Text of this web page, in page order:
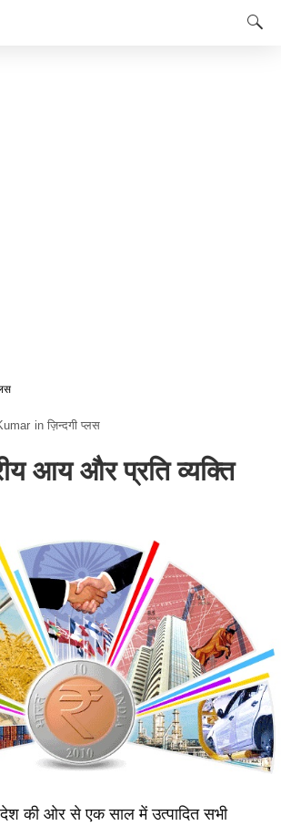
in ज़िन्दगी प्लस
आय और प्रति व्यक्ति
देश की ओर से एक साल में उत्पादित सभी